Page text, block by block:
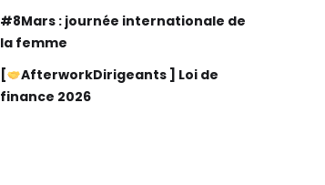
#8Mars : journée internationale de
la femme
[
AfterworkDirigeants ] Loi de
finance 2026